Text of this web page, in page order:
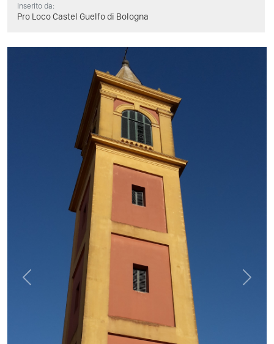
Inserito da:
Pro Loco Castel Guelfo di Bologna
Previous Next